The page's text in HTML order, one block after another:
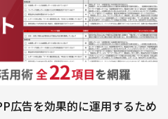
広告を効果的に運用するため